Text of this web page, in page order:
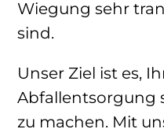
Wiegung sehr
sind.
Unser Ziel ist es,
Abfallentsorgung
zu machen. Mit